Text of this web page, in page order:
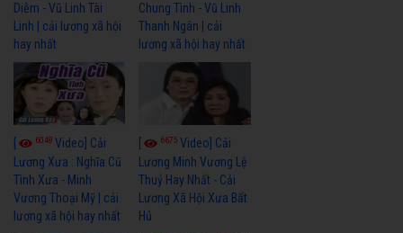
Diễm - Vũ Linh Tài
Linh | cải lương xã hội
hay nhất
Chung Tình - Vũ Linh
Thanh Ngân | cải
lương xã hội hay nhất
6048 Video] Cải
Lương Xưa : Nghĩa Cũ
Tình Xưa - Minh
Vương Thoại Mỹ | cải
lương xã hội hay nhất
6675Video] Cải
Lương Minh Vương Lệ
Thuỷ Hay Nhất - Cải
Lương Xã Hội Xưa Bất
Hủ